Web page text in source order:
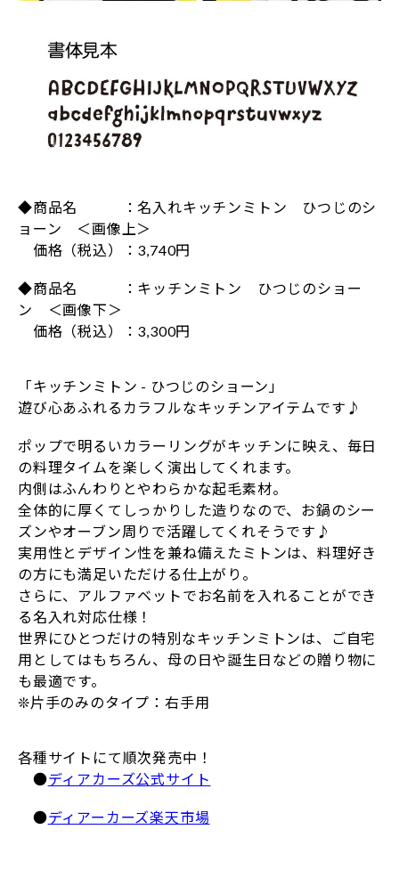
◆商品名 ：名入れキッチンミトン ひつじのシ
ョーン ＜画像上＞
価格（税込）：3,740円
◆商品名 ：キッチンミトン ひつじのショー
ン ＜画像下＞
価格（税込）：3,300円
「キッチンミトン - ひつじのショーン」
遊び心あふれるカラフルなキッチンアイテムです♪
ポップで明るいカラーリングがキッチンに映え、毎日
の料理タイムを楽しく演出してくれます。
内側はふんわりとやわらかな起毛素材。
全体的に厚くてしっかりした造りなので、お鍋のシー
ズンやオーブン周りで活躍してくれそうです♪
実用性とデザイン性を兼ね備えたミトンは、料理好き
の方にも満足いただける仕上がり。
さらに、アルファベットでお名前を入れることができ
る名入れ対応仕様！
世界にひとつだけの特別なキッチンミトンは、ご自宅
用としてはもちろん、母の日や誕生日などの贈り物に
も最適です。
❊片手のみのタイプ：右手用
各種サイトにて順次発売中！
●ディアカーズ公式サイト
●ディアーカーズ楽天市場